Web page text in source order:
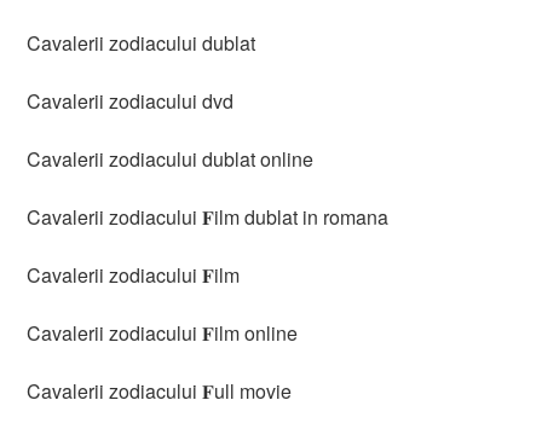
Cavalerii zodiacului dublat
Cavalerii zodiacului dvd
Cavalerii zodiacului dublat online
Cavalerii zodiacului 𝐅ilm dublat in romana
Cavalerii zodiacului 𝐅ilm
Cavalerii zodiacului 𝐅ilm online
Cavalerii zodiacului 𝐅ull movie